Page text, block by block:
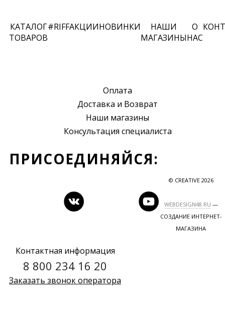
КАТАЛОГ
ТОВАРОВ
#RIFFАКЦИИНОВИНКИ
НАШИ
МАГАЗИНЫ
О
НАС
Оплата
Доставка и Возврат
Наши магазины
Консультация специалиста
ПРИСОЕДИНЯЙСЯ:
Контактная информация
8 800 234 16 20
Заказать звонок оператора
© CREATIVE 2026
WEBDESIGN48.RU —
СОЗДАНИЕ ИНТЕРНЕТ-
МАГАЗИНА